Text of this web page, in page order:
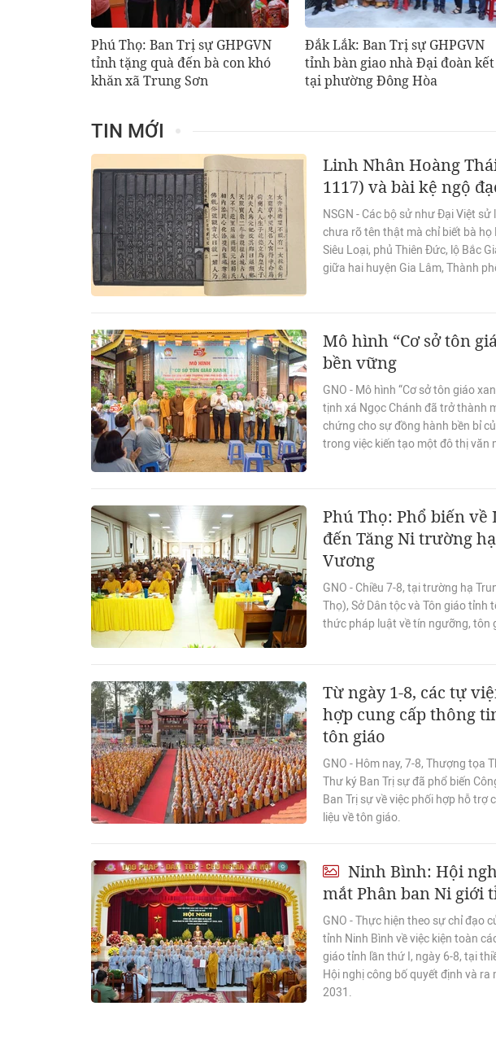
Phú Thọ: Ban Trị sự GHPGVN
tỉnh tặng quà đến bà con khó
khăn xã Trung Sơn
Đắk Lắk: Ban Trị sự GHPGVN
tỉnh bàn giao nhà Đại đoàn kết
tại phường Đông Hòa
TIN MỚI
Linh Nhân Hoàng
1117) và bài kệ ngộ
NSGN - Các bộ sử như Đại Việt
chưa rõ tên thật mà chỉ biết bà
Siêu Loại, phủ Thiên Đức, lộ Bắc
giữa hai huyện Gia Lâm, Thành
Mô hình “Cơ sở tôn
bền vững
GNO - Mô hình “Cơ sở tôn giáo
tịnh xá Ngọc Chánh đã trở thành
chứng cho sự đồng hành bền bỉ
trong việc kiến tạo một đô thị văn
Phú Thọ: Phổ biến
đến Tăng Ni trường
Vương
GNO - Chiều 7-8, tại trường hạ
Thọ), Sở Dân tộc và Tôn giáo tỉnh
thức pháp luật về tín ngưỡng, tôn
Từ ngày 1-8, các tự
hợp cung cấp thông
tôn giáo
GNO - Hôm nay, 7-8, Thượng tọa
Thư ký Ban Trị sự đã phổ biến
Ban Trị sự về việc phối hợp hỗ
liệu về tôn giáo.
Ninh Bình: Hội
mắt Phân ban Ni giới
GNO - Thực hiện theo sự chỉ đạo
tỉnh Ninh Bình về việc kiện toàn
giáo tỉnh lần thứ I, ngày 6-8, tại
Hội nghị công bố quyết định và
2031.